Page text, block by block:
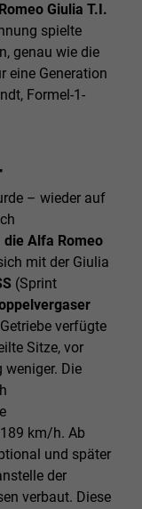
Giulia T.I.
spielte
genau wie die
eine Generation
Formel-1-
– wieder auf
die Alfa Romeo
mit der Giulia
(Sprint
verfügte
Sitze, vor
weniger. Die
km/h. Ab
und später
der
verbaut. Diese